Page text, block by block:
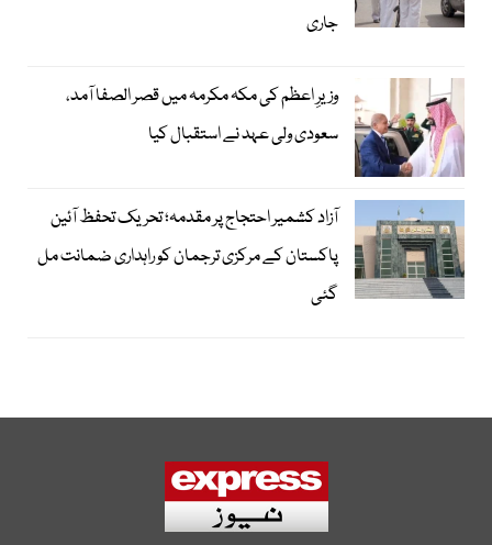
جاری
وزیرِ اعظم کی مکہ مکرمہ میں قصر الصفا آمد،
سعودی ولی عہد نے استقبال کیا
آزاد کشمیر احتجاج پر مقدمہ؛ تحریک تحفظ آئین
پاکستان کے مرکزی ترجمان کو راہداری ضمانت مل
گئی